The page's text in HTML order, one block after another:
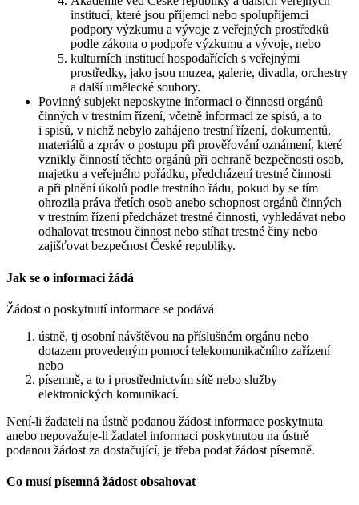
institucí, které jsou příjemci nebo spolupříjemci
podpory výzkumu a vývoje z veřejných prostředků
podle zákona o podpoře výzkumu a vývoje, nebo
kulturních institucí hospodařících s veřejnými
prostředky, jako jsou muzea, galerie, divadla, orchestry
a další umělecké soubory.
Povinný subjekt neposkytne informaci o činnosti orgánů
činných v trestním řízení, včetně informací ze spisů, a to
i spisů, v nichž nebylo zahájeno trestní řízení, dokumentů,
materiálů a zpráv o postupu při prověřování oznámení, které
vznikly činností těchto orgánů při ochraně bezpečnosti osob,
majetku a veřejného pořádku, předcházení trestné činnosti
a při plnění úkolů podle trestního řádu, pokud by se tím
ohrozila práva třetích osob anebo schopnost orgánů činných
v trestním řízení předcházet trestné činnosti, vyhledávat nebo
odhalovat trestnou činnost nebo stíhat trestné činy nebo
zajišťovat bezpečnost České republiky.
Jak se o informaci žádá
Žádost o poskytnutí informace se podává
ústně, tj osobní návštěvou na příslušném orgánu nebo
dotazem provedeným pomocí telekomunikačního zařízení
nebo
písemně, a to i prostřednictvím sítě nebo služby
elektronických komunikací.
Není-li žadateli na ústně podanou žádost informace poskytnuta
anebo nepovažuje-li žadatel informaci poskytnutou na ústně
podanou žádost za dostačující, je třeba podat žádost písemně.
Co musí písemná žádost obsahovat